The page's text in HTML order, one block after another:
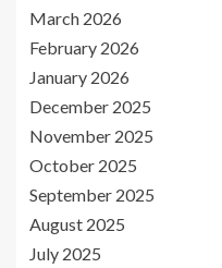
March 2026
February 2026
January 2026
December 2025
November 2025
October 2025
September 2025
August 2025
July 2025